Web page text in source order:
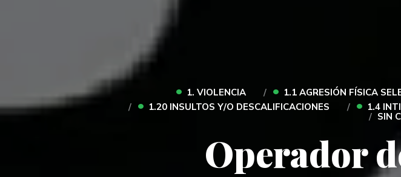
• 1. VIOLENCIA • 1.1 AGRESIÓN FÍSICA
• 1.20 INSULTOS Y/O DESCALIFICACIONES • 1.4
SIN
Operador